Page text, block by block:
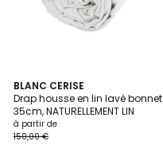
BLANC CERISE
Drap housse en lin lavé bonnet
35cm, NATURELLEMENT LIN
à partir de
150,00 €
5
Couleurs